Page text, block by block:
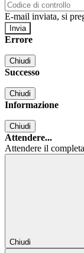
E-mail inviata, si
Errore
Chiudi
Successo
Chiudi
Informazione
Chiudi
Attendere...
Attendere il
Chiudi